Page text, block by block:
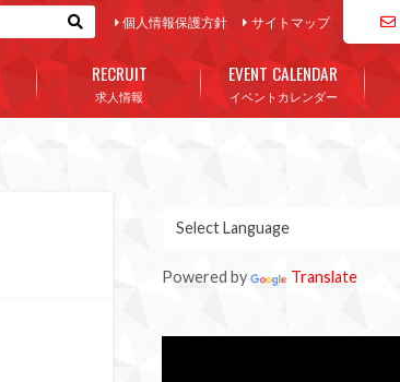
個人情報保護方針 サイトマップ
求人情報
RECRUIT
イベントカレンダー
EVENT CALENDAR
Powered by Translate